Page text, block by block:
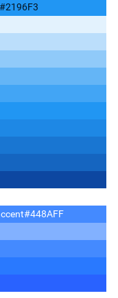
#448AFF